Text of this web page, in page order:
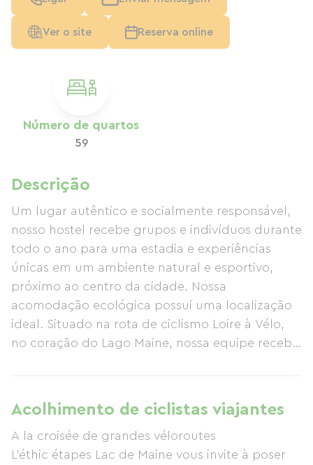
Número de quartos
59
Descrição
Um lugar autêntico e socialmente responsável,
nosso hostel recebe grupos e indivíduos durante
todo o ano para uma estadia e experiências
únicas em um ambiente natural e esportivo,
próximo ao centro da cidade. Nossa
acomodação ecológica possui uma localização
ideal. Situado na rota de ciclismo Loire à Vélo,
no coração do Lago Maine, nossa equipe recebe
rapidamente em nossos diversos espaços.
Acolhimento de ciclistas viajantes
A la croisée de grandes véloroutes
L’éthic étapes Lac de Maine vous invite à poser
Ver o site Reserva online